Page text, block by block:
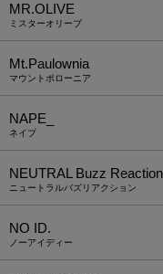
MR.OLIVE
ミスターオリーブ
Mt.Paulownia
マウントポローニア
NAPE_
ネイプ
NEUTRAL Buzz Reaction
ニュートラルバズリアクション
NO ID.
ノーアイディー